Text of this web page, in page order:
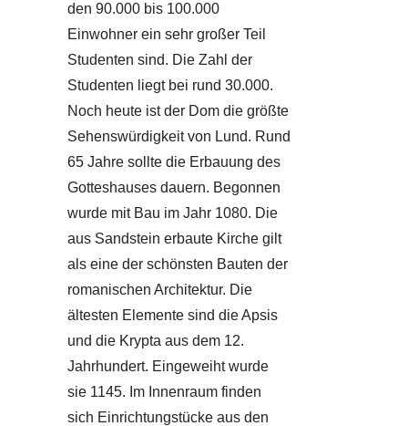
den 90.000 bis 100.000
Einwohner ein sehr großer Teil
Studenten sind. Die Zahl der
Studenten liegt bei rund 30.000.
Noch heute ist der Dom die größte
Sehenswürdigkeit von Lund. Rund
65 Jahre sollte die Erbauung des
Gotteshauses dauern. Begonnen
wurde mit Bau im Jahr 1080. Die
aus Sandstein erbaute Kirche gilt
als eine der schönsten Bauten der
romanischen Architektur. Die
ältesten Elemente sind die Apsis
und die Krypta aus dem 12.
Jahrhundert. Eingeweiht wurde
sie 1145. Im Innenraum finden
sich Einrichtungstücke aus den